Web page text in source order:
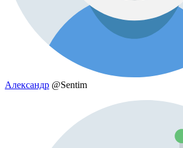
Александр @Sentim